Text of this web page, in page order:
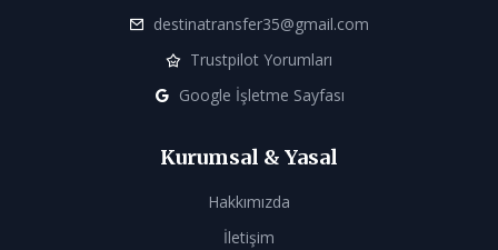
destinatransfer35@gmail.com
Trustpilot Yorumları
Google İşletme Sayfası
Kurumsal & Yasal
Hakkımızda
İletişim